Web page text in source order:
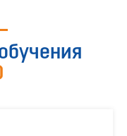
руб.